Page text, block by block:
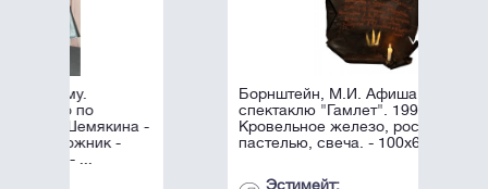
Борнштейн, М.И. Афиша к
спектаклю "Гамлет". 1996.
Кровельное железо, роспись
пастелью, свеча. - 100х60 см.